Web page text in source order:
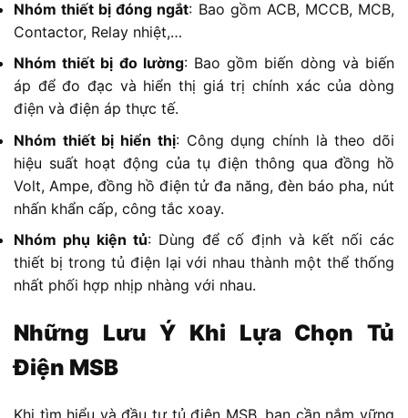
Nhóm thiết bị đóng ngắt: Bao gồm ACB, MCCB, MCB,
Contactor, Relay nhiệt,…
Nhóm thiết bị đo lường: Bao gồm biến dòng và biến
áp để đo đạc và hiển thị giá trị chính xác của dòng
điện và điện áp thực tế.
Nhóm thiết bị hiển thị: Công dụng chính là theo dõi
hiệu suất hoạt động của tụ điện thông qua đồng hồ
Volt, Ampe, đồng hồ điện tử đa năng, đèn báo pha, nút
nhấn khẩn cấp, công tắc xoay.
Nhóm phụ kiện tủ: Dùng để cố định và kết nối các
thiết bị trong tủ điện lại với nhau thành một thể thống
nhất phối hợp nhịp nhàng với nhau.
Những Lưu Ý Khi Lựa Chọn Tủ
Điện MSB